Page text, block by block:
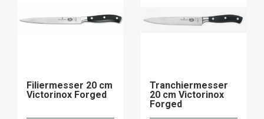
Filiermesser 20 cm
Victorinox Forged
Tranchiermesser
20 cm Victorinox
Forged